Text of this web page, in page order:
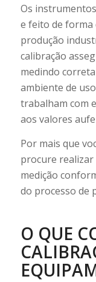
Os
e feito de forma
produção
calibração
medindo
ambiente de
trabalham com
aos valores
Por mais que
procure
medição
do processo de
O QUE